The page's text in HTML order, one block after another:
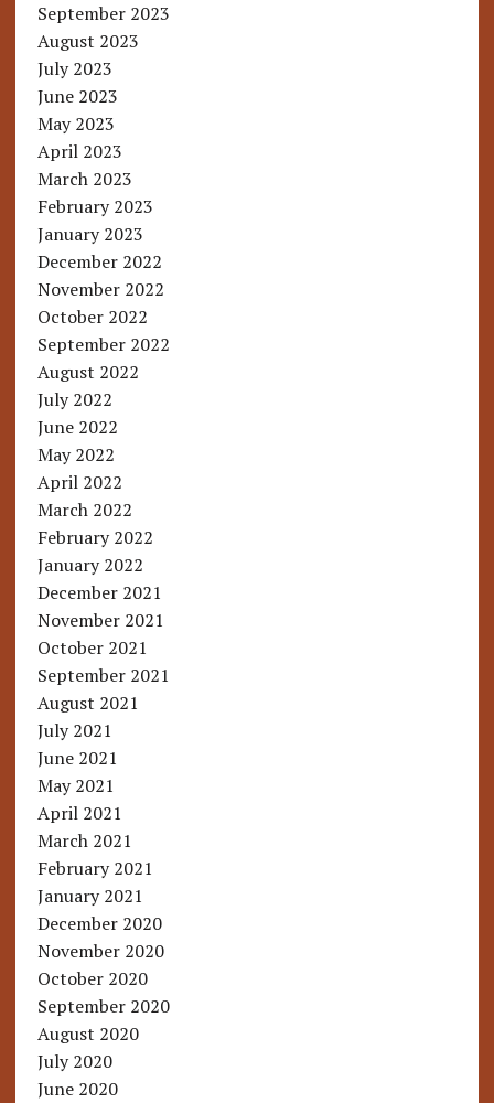
September 2023
August 2023
July 2023
June 2023
May 2023
April 2023
March 2023
February 2023
January 2023
December 2022
November 2022
October 2022
September 2022
August 2022
July 2022
June 2022
May 2022
April 2022
March 2022
February 2022
January 2022
December 2021
November 2021
October 2021
September 2021
August 2021
July 2021
June 2021
May 2021
April 2021
March 2021
February 2021
January 2021
December 2020
November 2020
October 2020
September 2020
August 2020
July 2020
June 2020